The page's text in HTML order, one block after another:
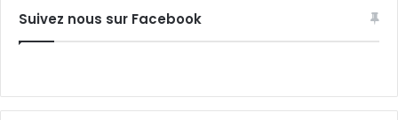
Suivez nous sur Facebook